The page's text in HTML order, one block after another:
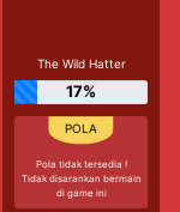
The Wild Hatter
17%
Pola tidak tersedia !
Tidak disarankan bermain
di game ini